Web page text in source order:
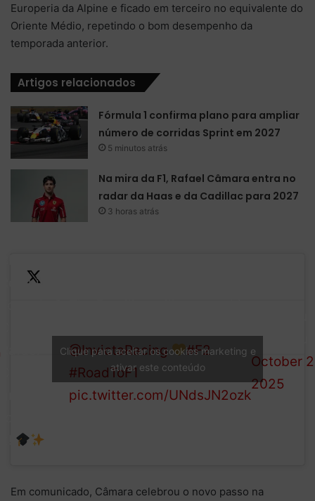
Europeria da Alpine e ficado em terceiro no equivalente do
Oriente Médio, repetindo o bom desempenho da
temporada anterior.
Artigos relacionados
Fórmula 1 confirma plano para ampliar
número de corridas Sprint em 2027
5 minutos atrás
Na mira da F1, Rafael Câmara entra no
radar da Haas e da Cadillac para 2027
3 horas atrás
Reigning
@InvictaRacing
#F2
#RoadToF1
pic.twitter.com/UNdsJN2ozk
October
2025
Clique para aceitar os cookies marketing e
ativar este conteúdo
Em comunicado, Câmara celebrou o novo passo na